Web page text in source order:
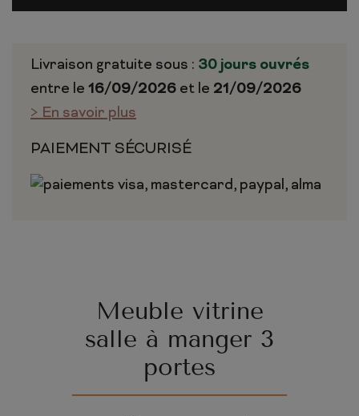
Livraison gratuite sous : 30 jours ouvrés
entre le 16/09/2026 et le 21/09/2026
> En savoir plus
PAIEMENT SÉCURISÉ
Meuble vitrine
salle à manger 3
portes